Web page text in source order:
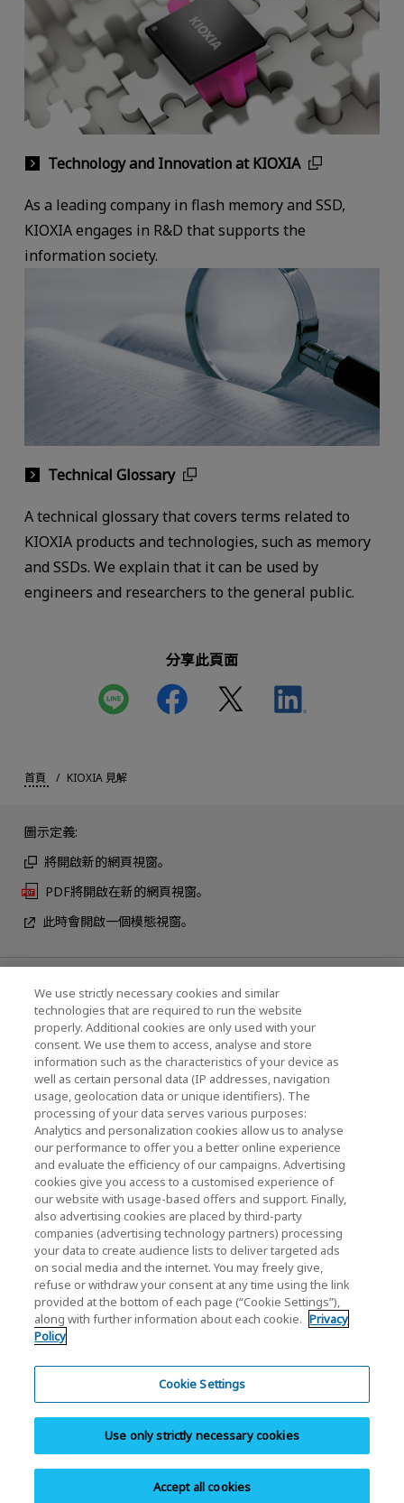
Technology and Innovation at KIOXIA
As a leading company in flash memory and SSD,
KIOXIA engages in R&D that supports the
information society.
Technical Glossary
A technical glossary that covers terms related to
KIOXIA products and technologies, such as memory
and SSDs. We explain that it can be used by
engineers and researchers to the general public.
分享此頁面
首頁 KIOXIA 見解
圖示定義:
將開啟新的網頁視窗。
PDF將開啟在新的網頁視窗。
此時會開啟一個模態視窗。
最新消息
聯繫我們
KIOXIA Holdings Corporation (企業集團資訊/投
資人關係)
KIOXIA Holdings Corporation Home
投資人關係
隱私權政策
平行輸入和仿冒品
網站地圖
We use strictly necessary cookies and similar
technologies that are required to run the website
properly. Additional cookies are only used with your
consent. We use them to access, analyse and store
information such as the characteristics of your device as
well as certain personal data (IP addresses, navigation
usage, geolocation data or unique identifiers). The
processing of your data serves various purposes:
Analytics and personalization cookies allow us to analyse
our performance to offer you a better online experience
and evaluate the efficiency of our campaigns. Advertising
cookies give you access to a customised experience of
our website with usage-based offers and support. Finally,
also advertising cookies are placed by third-party
companies (advertising technology partners) processing
your data to create audience lists to deliver targeted ads
on social media and the internet. You may freely give,
refuse or withdraw your consent at any time using the link
provided at the bottom of each page (“Cookie Settings”),
along with further information about each cookie. Privacy
Policy
Cookie Settings
Use only strictly necessary cookies
Accept all cookies